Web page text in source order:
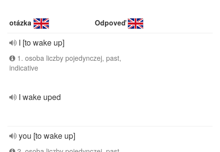
otázka Odpoveď
I [to wake up]
1. osoba liczby pojedynczej, past,
indicative
I wake uped
you [to wake up]